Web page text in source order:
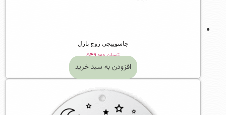
جاسوییچی زوج پازل
تومان۵۴۹,۰۰۰
افزودن به سبد خرید